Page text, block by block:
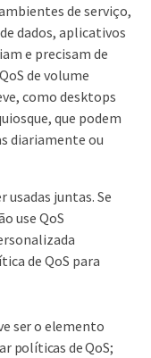
de serviço,
dados, aplicativos
e precisam de
de volume
como desktops
que podem
diariamente ou
usadas juntas. Se
use QoS
de QoS para
ser o elemento
políticas de QoS;